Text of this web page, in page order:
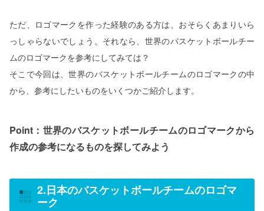
ただ、ロゴマークを作った経験のある方は、おそらくあまりいら
っしゃらないでしょう。それなら、世界のバスケットボールチー
ムのロゴマークを参考にしてみては？
そこで今回は、世界のバスケットボールチームのロゴマークの中
から、参考にしたいものをいくつかご紹介します。
Point：世界のバスケットボールチームのロゴマークから
作成の参考になるものを探してみよう
2.日本のバスケットボールチームのロゴマ
ーク